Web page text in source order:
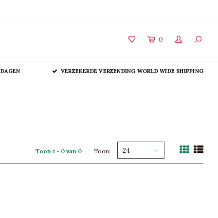
0
VERZEKERDE VERZENDING WORLD WIDE SHIPPING
Toon 1 - 0 van 0 Toon: 24